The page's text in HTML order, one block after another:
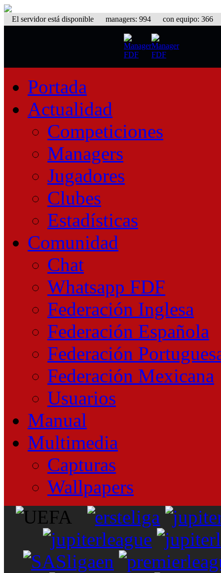
El servidor está disponible managers: 994 con equipo: 366
Portada
Actualidad
Competiciones
Managers
Jugadores
Clubes
Estadísticas
Comunidad
Chat
Whatsapp FDF
Federación Inglesa
Federación Española
Federación
Federación Mexicana
Usuarios
Manual
Multimedia
Capturas
Wallpapers